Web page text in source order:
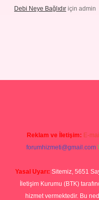
Debi Neye Bağlıdır için admin
Reklam ve İletişim: E-
forumhizmeti@gmail.com
Yasal Uyarı: Sitemiz, 5651
İletişim Kurumu (BTK)
hizmet vermektedir. Bu